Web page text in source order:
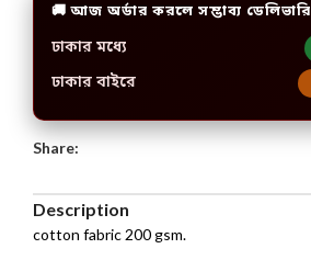
🚚 আজ অর্ডার করলে সম্ভাব্য ডেলিভারি
ঢাকার মধ্যে
ঢাকার বাইরে
Share:
Description
cotton fabric 200 gsm.